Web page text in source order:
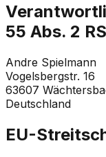
55 Abs. 2
Andre Spielmann
Vogelsbergstr. 16
63607
Deutschland
EU-